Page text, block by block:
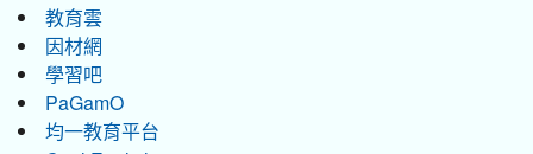
教育雲
因材網
學習吧
PaGamO
均一教育平台